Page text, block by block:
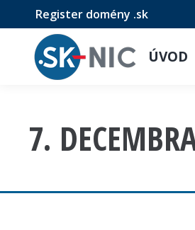
Register domény .sk
ÚVOD
7.